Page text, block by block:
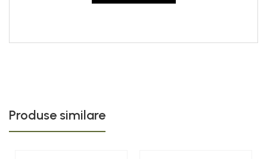
Produse similare